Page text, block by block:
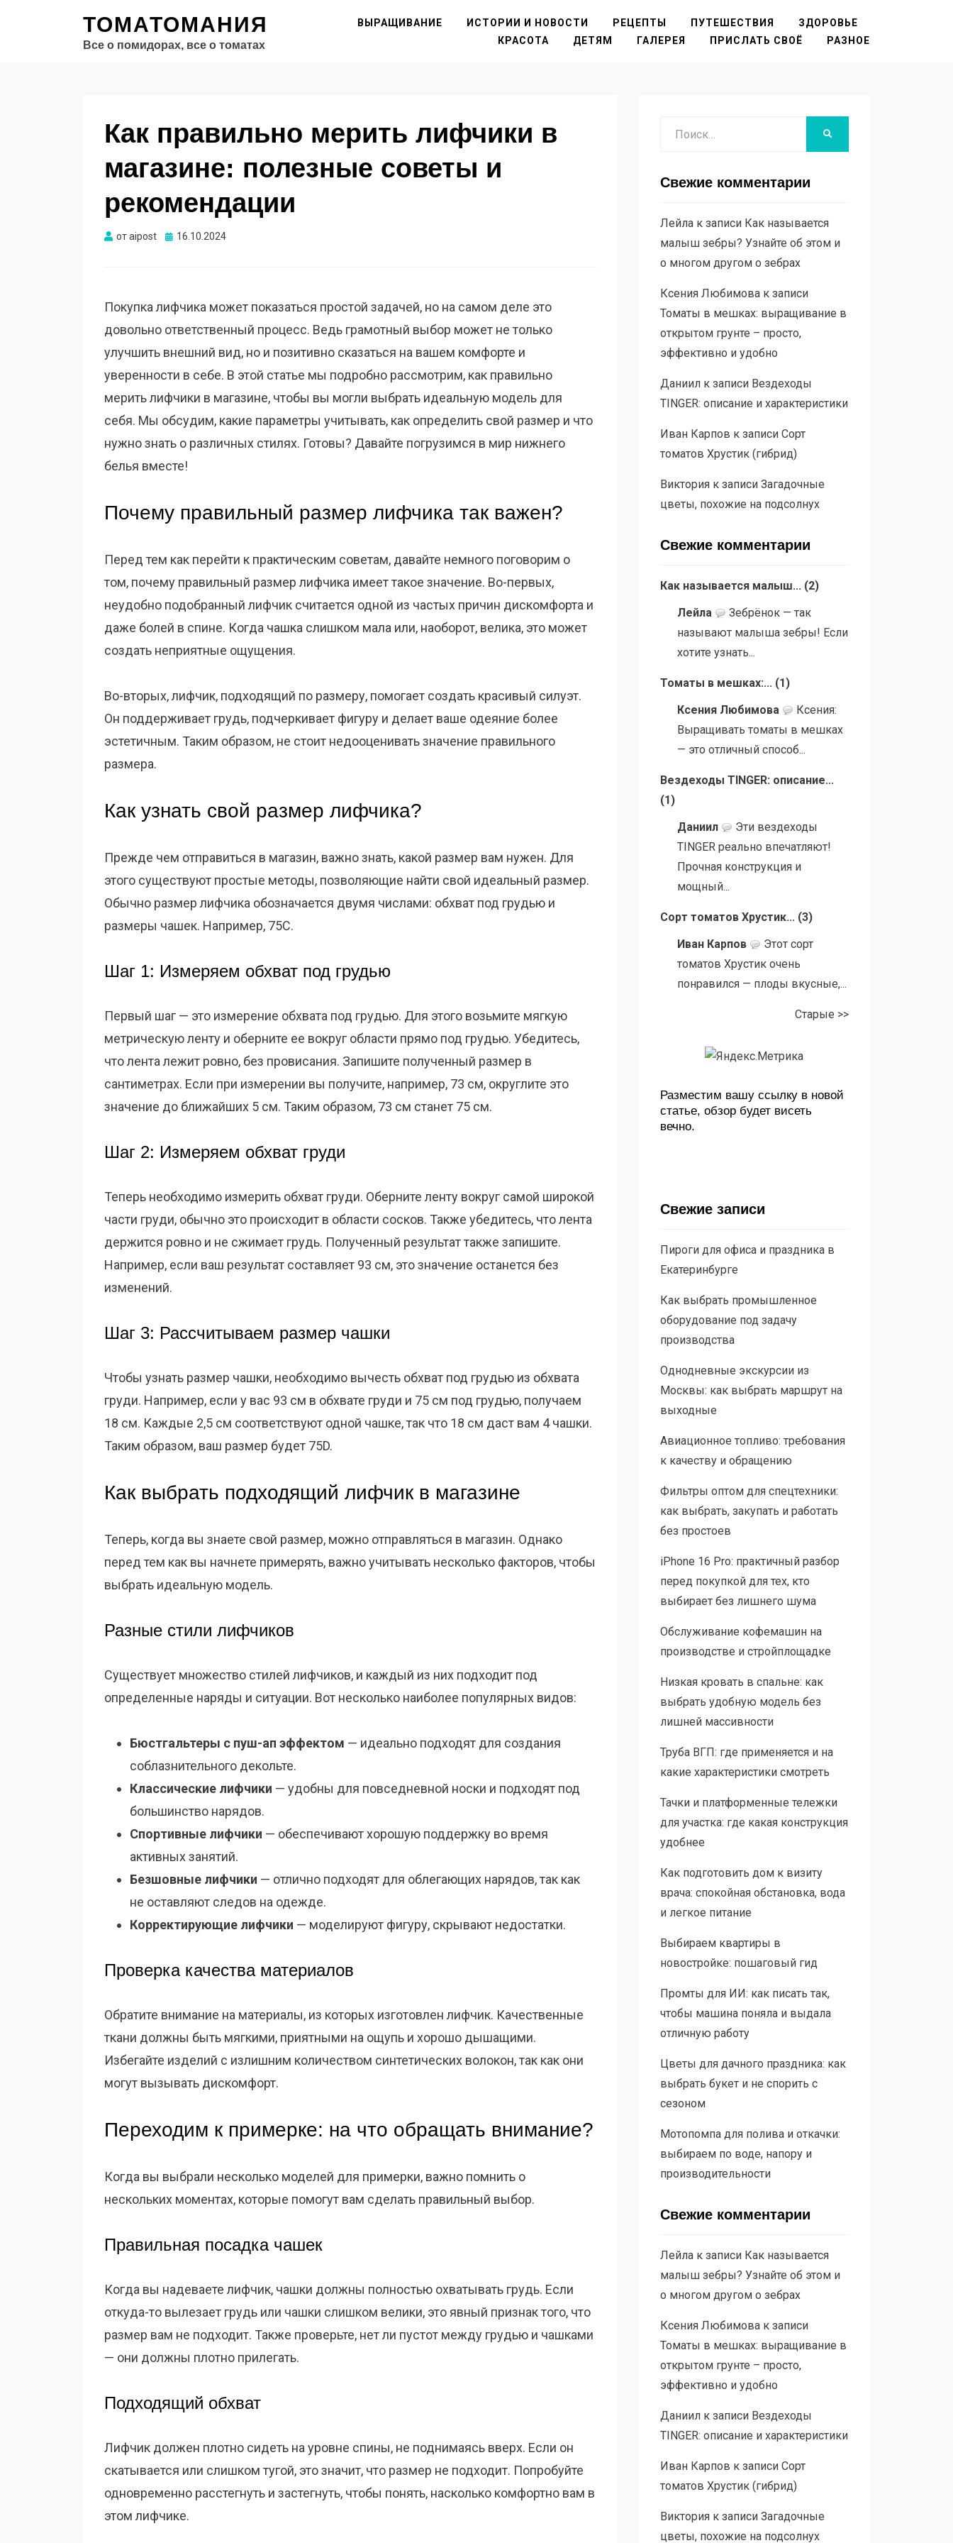
ТОМАТОМАНИЯ
Все о помидорах, все о томатах
ВЫРАЩИВАНИЕ ИСТОРИИ И НОВОСТИ РЕЦЕПТЫ ПУТЕШЕСТВИЯ
ЗДОРОВЬЕ
КРАСОТА
ДЕТЯМ ГАЛЕРЕЯ ПРИСЛАТЬ СВОЁ РАЗНОЕ
Как правильно мерить лифчики в
магазине: полезные советы и
рекомендации
отaipost Опубликовано
16.10.2024
Покупка лифчика может показаться простой задачей, но на самом деле это
довольно ответственный процесс. Ведь грамотный выбор может не только
улучшить внешний вид, но и позитивно сказаться на вашем комфорте и
уверенности в себе. В этой статье мы подробно рассмотрим, как правильно
мерить лифчики в магазине, чтобы вы могли выбрать идеальную модель для
себя. Мы обсудим, какие параметры учитывать, как определить свой размер и что
нужно знать о различных стилях. Готовы? Давайте погрузимся в мир нижнего
белья вместе!
Почему правильный размер лифчика так важен?
Перед тем как перейти к практическим советам, давайте немного поговорим о
том, почему правильный размер лифчика имеет такое значение. Во-первых,
неудобно подобранный лифчик считается одной из частых причин дискомфорта и
даже болей в спине. Когда чашка слишком мала или, наоборот, велика, это может
создать неприятные ощущения.
Во-вторых, лифчик, подходящий по размеру, помогает создать красивый силуэт.
Он поддерживает грудь, подчеркивает фигуру и делает ваше одеяние более
эстетичным. Таким образом, не стоит недооценивать значение правильного
размера.
Как узнать свой размер лифчика?
Прежде чем отправиться в магазин, важно знать, какой размер вам нужен. Для
этого существуют простые методы, позволяющие найти свой идеальный размер.
Обычно размер лифчика обозначается двумя числами: обхват под грудью и
размеры чашек. Например, 75C.
Шаг 1: Измеряем обхват под грудью
Первый шаг — это измерение обхвата под грудью. Для этого возьмите мягкую
метрическую ленту и оберните ее вокруг области прямо под грудью. Убедитесь,
что лента лежит ровно, без провисания. Запишите полученный размер в
сантиметрах. Если при измерении вы получите, например, 73 см, округлите это
значение до ближайших 5 см. Таким образом, 73 см станет 75 см.
Шаг 2: Измеряем обхват груди
Теперь необходимо измерить обхват груди. Оберните ленту вокруг самой широкой
части груди, обычно это происходит в области сосков. Также убедитесь, что лента
держится ровно и не сжимает грудь. Полученный результат также запишите.
Например, если ваш результат составляет 93 см, это значение останется без
изменений.
Шаг 3: Рассчитываем размер чашки
Чтобы узнать размер чашки, необходимо вычесть обхват под грудью из обхвата
груди. Например, если у вас 93 см в обхвате груди и 75 см под грудью, получаем
18 см. Каждые 2,5 см соответствуют одной чашке, так что 18 см даст вам 4 чашки.
Таким образом, ваш размер будет 75D.
Как выбрать подходящий лифчик в магазине
Теперь, когда вы знаете свой размер, можно отправляться в магазин. Однако
перед тем как вы начнете примерять, важно учитывать несколько факторов, чтобы
выбрать идеальную модель.
Разные стили лифчиков
Существует множество стилей лифчиков, и каждый из них подходит под
определенные наряды и ситуации. Вот несколько наиболее популярных видов:
Бюстгальтеры с пуш-ап эффектом — идеально подходят для создания
соблазнительного декольте.
Классические лифчики — удобны для повседневной носки и подходят под
большинство нарядов.
Спортивные лифчики — обеспечивают хорошую поддержку во время
активных занятий.
Безшовные лифчики — отлично подходят для облегающих нарядов, так как
не оставляют следов на одежде.
Корректирующие лифчики — моделируют фигуру, скрывают недостатки.
Проверка качества материалов
Обратите внимание на материалы, из которых изготовлен лифчик. Качественные
ткани должны быть мягкими, приятными на ощупь и хорошо дышащими.
Избегайте изделий с излишним количеством синтетических волокон, так как они
могут вызывать дискомфорт.
Переходим к примерке: на что обращать внимание?
Когда вы выбрали несколько моделей для примерки, важно помнить о
нескольких моментах, которые помогут вам сделать правильный выбор.
Правильная посадка чашек
Когда вы надеваете лифчик, чашки должны полностью охватывать грудь. Если
откуда-то вылезает грудь или чашки слишком велики, это явный признак того, что
размер вам не подходит. Также проверьте, нет ли пустот между грудью и чашками
— они должны плотно прилегать.
Подходящий обхват
Лифчик должен плотно сидеть на уровне спины, не поднимаясь вверх. Если он
скатывается или слишком тугой, это значит, что размер не подходит. Попробуйте
одновременно расстегнуть и застегнуть, чтобы понять, насколько комфортно вам в
этом лифчике.
Свежие комментарии
Лейлак записи Как называется
малыш зебры? Узнайте об этом и
о многом другом о зебрах
Ксения Любимовак записи
Томаты в мешках: выращивание в
открытом грунте – просто,
эффективно и удобно
Даниилк записи Вездеходы
TINGER: описание и характеристики
Иван Карпов к записи Сорт
томатов Хрустик (гибрид)
Викторияк записи Загадочные
цветы, похожие на подсолнух
Свежие комментарии
Как называется малыш... (2)
Лейла
Зебрёнок — так
называют малыша зебры! Если
хотите узнать...
Томаты в мешках:... (1)
Ксения Любимова
Ксения:
Выращивать томаты в мешках
— это отличный способ...
Вездеходы TINGER: описание...
(1)
Даниил
Эти вездеходы
TINGER реально впечатляют!
Прочная конструкция и
мощный...
Сорт томатов Хрустик... (3)
Иван Карпов
Этот сорт
томатов Хрустик очень
понравился — плоды вкусные,...
Старые >>
Разместим вашу ссылку в новой
статье, обзор будет висеть
вечно.
Свежие записи
Пироги для офиса и праздника в
Екатеринбурге
Как выбрать промышленное
оборудование под задачу
производства
Однодневные экскурсии из
Москвы: как выбрать маршрут на
выходные
Авиационное топливо: требования
к качеству и обращению
Фильтры оптом для спецтехники:
как выбрать, закупать и работать
без простоев
iPhone 16 Pro: практичный разбор
перед покупкой для тех, кто
выбирает без лишнего шума
Обслуживание кофемашин на
производстве и стройплощадке
Низкая кровать в спальне: как
выбрать удобную модель без
лишней массивности
Труба ВГП: где применяется и на
какие характеристики смотреть
Тачки и платформенные тележки
для участка: где какая конструкция
удобнее
Как подготовить дом к визиту
врача: спокойная обстановка, вода
и легкое питание
Выбираем квартиры в
новостройке: пошаговый гид
Промты для ИИ: как писать так,
чтобы машина поняла и выдала
отличную работу
Цветы для дачного праздника: как
выбрать букет и не спорить с
сезоном
Мотопомпа для полива и откачки:
выбираем по воде, напору и
производительности
Свежие комментарии
Лейлак записи Как называется
малыш зебры? Узнайте об этом и
о многом другом о зебрах
Ксения Любимовак записи
Томаты в мешках: выращивание в
открытом грунте – просто,
эффективно и удобно
Даниилк записи Вездеходы
TINGER: описание и характеристики
Иван Карпов к записи Сорт
томатов Хрустик (гибрид)
Викторияк записи Загадочные
цветы, похожие на подсолнух